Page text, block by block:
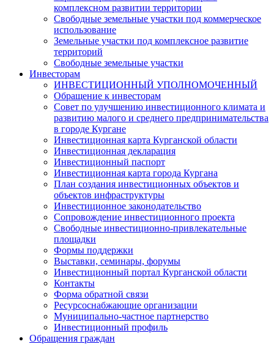
комплексном развитии территории
Свободные земельные участки под коммерческое
использование
Земельные участки под комплексное развитие
территорий
Свободные земельные участки
Инвесторам
ИНВЕСТИЦИОННЫЙ УПОЛНОМОЧЕННЫЙ
Обращение к инвесторам
Совет по улучшению инвестиционного климата и
развитию малого и среднего предпринимательства
в городе Кургане
Инвестиционная карта Курганской области
Инвестиционная декларация
Инвестиционный паспорт
Инвестиционная карта города Кургана
План создания инвестиционных объектов и
объектов инфраструктуры
Инвестиционное законодательство
Сопровождение инвестиционного проекта
Свободные инвестиционно-привлекательные
площадки
Формы поддержки
Выставки, семинары, форумы
Инвестиционный портал Курганской области
Контакты
Форма обратной связи
Ресурсоснабжающие организации
Муниципально-частное партнерство
Инвестиционный профиль
Обращения граждан